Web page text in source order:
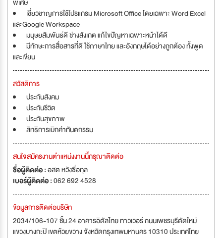
พิเศษ
เชี่ยวชาญการใช้โปรแกรม Microsoft Office โดยเฉพาะ Word Excel
และGoogle Workspace
มนุษยสัมพันธ์ดี ช่างสังเกต แก้ไขปัญหาเฉพาะหน้าได้ดี
มีทักษะการสื่อสารที่ดี ใช้ภาษาไทย และอังกฤษได้อย่างถูกต้อง ทั้งพูด
และเขียน
สวัสดิการ
ประกันสังคม
ประกันชีวิต
ประกันสุขภาพ
สิทธิการเบิกค่าทันตกรรม
สนใจสมัครงานตำแหน่งงานนี้กรุณาติดต่อ
ชื่อผู้ติดต่อ :อสิต หวังซื่อกุล
เบอร์ผู้ติดต่อ :062 692 4528
ข้อมูลการติดต่อบริษัท
2034/106-107 ชั้น 24 อาคารอิตัลไทย ทาวเวอร์ ถนนเพชรบุรีตัดใหม่
แขวงบางกะปิ เขตห้วยขวาง จังหวัดกรุงเทพมหานคร 10310 ประเทศไทย